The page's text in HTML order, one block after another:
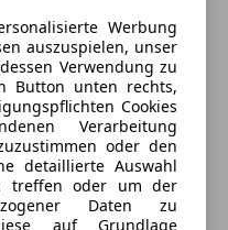
Werbung
auszuspielen, unser
Verwendung zu
Button unten rechts,
Cookies
Verarbeitung
oder den
detaillierte Auswahl
treffen oder um der
Daten zu
auf Grundlage